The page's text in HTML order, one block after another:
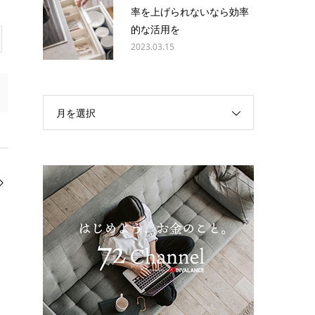
率を上げられないなら効率
的な活用を
2023.03.15
月を選択